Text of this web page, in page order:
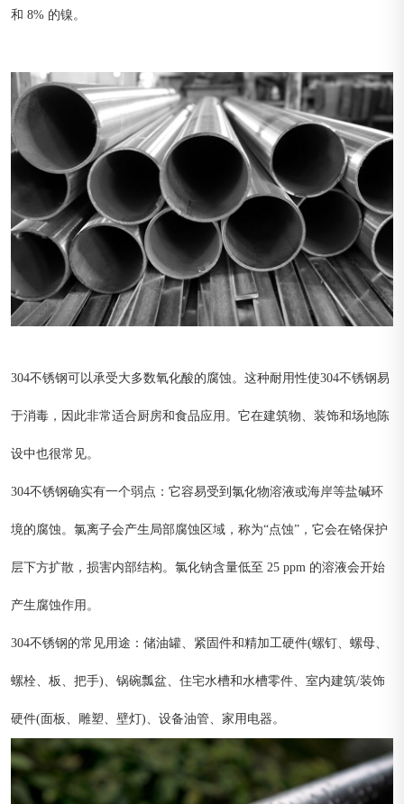
和 8% 的镍。
304不锈钢可以承受大多数氧化酸的腐蚀。这种耐用性使304不锈钢易
于消毒，因此非常适合厨房和食品应用。它在建筑物、装饰和场地陈
设中也很常见。
304不锈钢确实有一个弱点：它容易受到氯化物溶液或海岸等盐碱环
境的腐蚀。氯离子会产生局部腐蚀区域，称为“点蚀”，它会在铬保护
层下方扩散，损害内部结构。氯化钠含量低至 25 ppm 的溶液会开始
产生腐蚀作用。
304不锈钢的常见用途：储油罐、紧固件和精加工硬件(螺钉、螺母、
螺栓、板、把手)、锅碗瓢盆、住宅水槽和水槽零件、室内建筑/装饰
硬件(面板、雕塑、壁灯)、设备油管、家用电器。